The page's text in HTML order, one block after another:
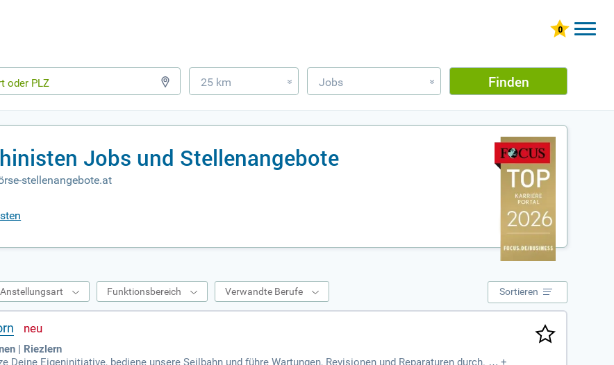
25 km » Jobs » Finden
Jobs und Stellenangebote
stellenangebote.at
Anstellungsart Funktionsbereich Verwandte Berufe Sortieren
| Riezlern
Eigeninitiative, bediene unsere Seilbahn und führe Wartungen, Revisionen und Reparaturen durch. Tr +